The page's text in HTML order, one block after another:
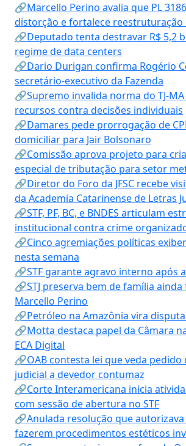
🔗Marcello Perino avalia que PL
distorção e fortalece reestruturação
🔗Deputado tenta destravar R$ 5,2
regime de data centers
🔗Dario Durigan confirma Rogério
secretário-executivo da Fazenda
🔗Supremo invalida norma do TJ-
recursos contra decisões individuais
🔗Damares pede prorrogação de
domiciliar para Jair Bolsonaro
🔗Comissão aprova projeto para
especial de tributação para setor
🔗Diretor do Foro da JFSC recebe
da Academia Catarinense de Letras
🔗STF, PF, BC, e BNDES articulam
institucional contra crime
🔗Cinco agremiações políticas
nesta semana
🔗STF garante agravo interno após
🔗STJ preserva bem de família
Marcello Perino
🔗Petróleo na Amazônia vira
🔗Motta destaca papel da Câmara
ECA Digital
🔗OAB contesta lei que veda pedido
judicial a devedor contumaz
🔗Corte Interamericana inicia
com sessão de abertura no STF
🔗Anulada resolução que
fazerem procedimentos estéticos